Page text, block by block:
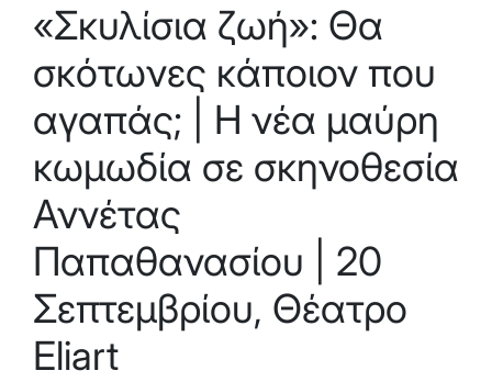
«Σκυλίσια ζωή»: Θα
σκότωνες κάποιον που
αγαπάς; | Η νέα μαύρη
κωμωδία σε σκηνοθεσία
Αννέτας
Παπαθανασίου | 20
Σεπτεμβρίου, Θέατρο
Eliart